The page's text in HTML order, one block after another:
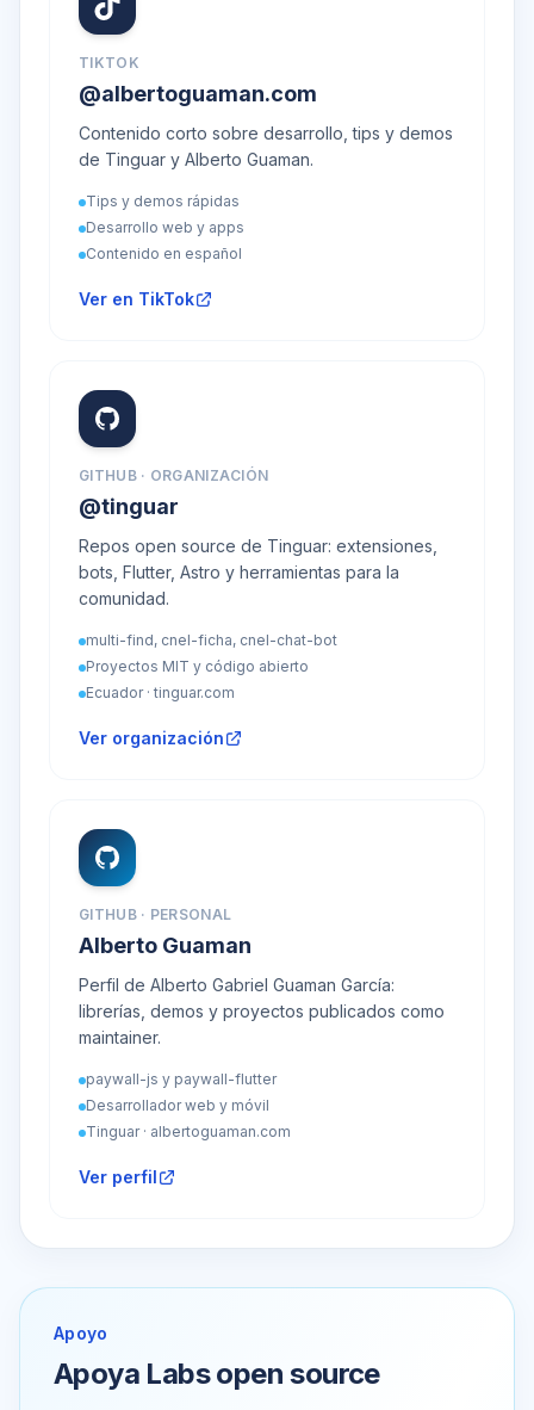
TIKTOK
@albertoguaman.com
Contenido corto sobre desarrollo, tips y demos
de Tinguar y Alberto Guaman.
Tips y demos rápidas
Desarrollo web y apps
Contenido en español
Ver en TikTok
GITHUB · ORGANIZACIÓN
@tinguar
Repos open source de Tinguar: extensiones,
bots, Flutter, Astro y herramientas para la
comunidad.
multi-find, cnel-ficha, cnel-chat-bot
Proyectos MIT y código abierto
Ecuador · tinguar.com
Ver organización
GITHUB · PERSONAL
Alberto Guaman
Perfil de Alberto Gabriel Guaman García:
librerías, demos y proyectos publicados como
maintainer.
paywall-js y paywall-flutter
Desarrollador web y móvil
Tinguar · albertoguaman.com
Ver perfil
Apoyo
Apoya Labs open source